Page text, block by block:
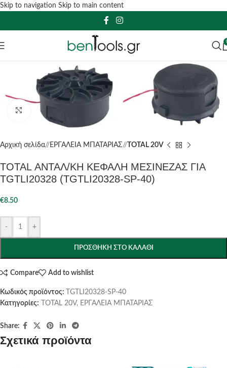
Skip to navigation Skip to main content
Click to enlarge
Αρχική σελίδα/ ΕΡΓΑΛΕΙΑ ΜΠΑΤΑΡΙΑΣ/ TOTAL 20V
TOTAL ΑΝΤΑΛ/ΚΗ ΚΕΦΑΛΗ ΜΕΣΙΝΕΖΑΣ ΓΙΑ
TGTLI20328 (TGTLI20328-SP-40)
€8.50
- +
ΠΡΟΣΘΉΚΗ ΣΤΟ ΚΑΛΆΘΙ
Compare Add to wishlist
Κωδικός προϊόντος:
TGTLI20328-SP-40
Κατηγορίες:
TOTAL 20V, ΕΡΓΑΛΕΙΑ ΜΠΑΤΑΡΙΑΣ
Share:
Σχετικά προϊόντα